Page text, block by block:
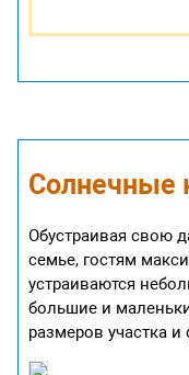
Солнечные
Обустраивая свою
семье, гостям
устраиваются
большие и
размеров участка и